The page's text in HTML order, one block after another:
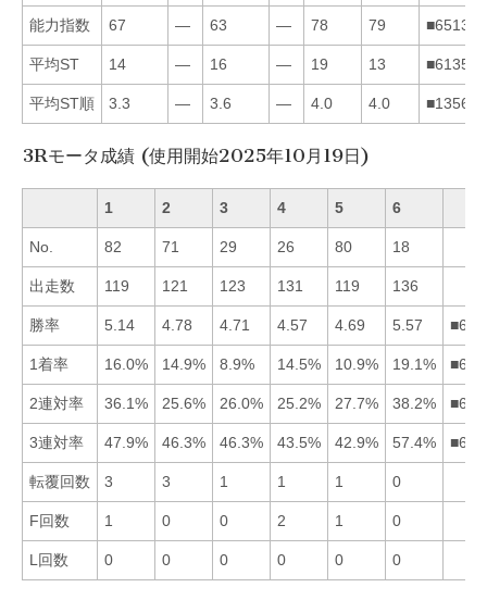
能力指数 67 — 63 — 78 79 ■651324
平均ST 14 — 16 — 19 13 ■613524
平均ST順 3.3 — 3.6 — 4.0 4.0 ■135624
3Rモータ成績 (使用開始2025年10月19日)
1 2 3 4 5 6
No. 82 71 29 26 80 18
出走数 119 121 123 131 119 136
勝率 5.14 4.78 4.71 4.57 4.69 5.57
1着率 16.0% 14.9% 8.9% 14.5% 10.9% 19.1%
2連対率 36.1% 25.6% 26.0% 25.2% 27.7% 38.2%
3連対率 47.9% 46.3% 46.3% 43.5% 42.9% 57.4%
転覆回数 3 3 1 1 1 0
F回数 1 0 0 2 1 0
L回数 0 0 0 0 0 0